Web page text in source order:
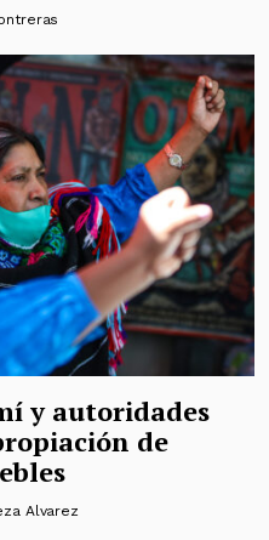
y autoridades
de
Alvarez